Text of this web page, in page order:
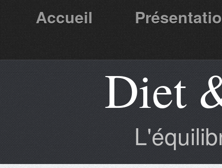
Accueil
Partenaires Diet